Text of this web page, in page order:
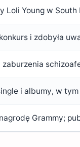
Loli Young w South
i zdobyła
zaburzenia
i albumy, w tym
Grammy;